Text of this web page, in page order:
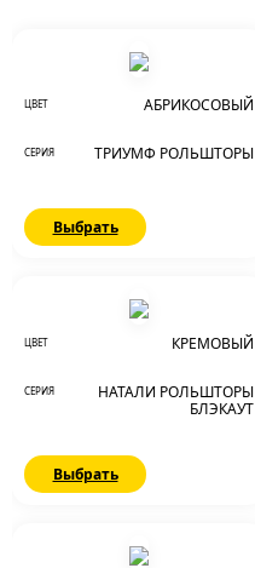
ЦВЕТ АБРИКОСОВЫЙ
СЕРИЯ ТРИУМФ РОЛЬШТОРЫ
Выбрать
ЦВЕТ КРЕМОВЫЙ
СЕРИЯ
НАТАЛИ РОЛЬШТОРЫ
БЛЭКАУТ
Выбрать